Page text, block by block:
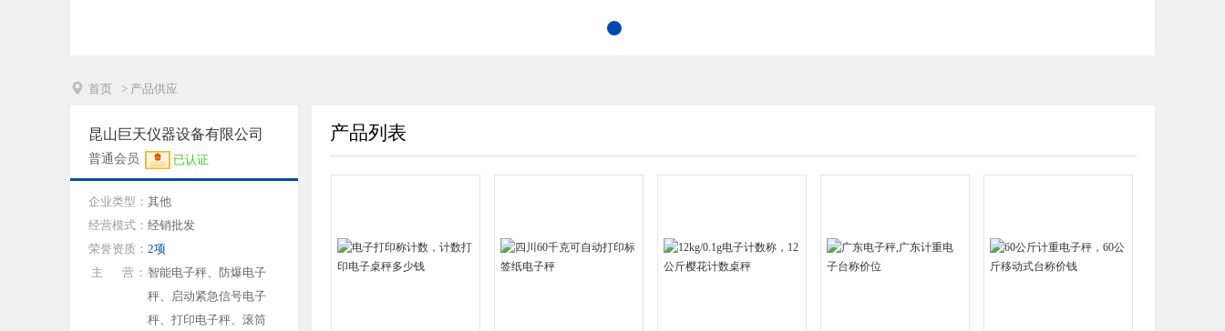
 首页 > 产品供应
产品列表
昆山巨天仪器设备有限公司
普通会员 已认证
企业类型： 其他
经营模式： 经销批发
荣誉资质： 2项
主 营： 智能电子秤、防爆电子
秤、启动紧急信号电子
秤、打印电子秤、滚筒